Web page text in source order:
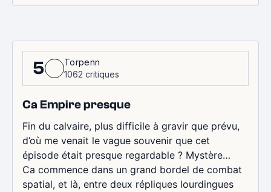
5
Torpenn
1062 critiques
Ca Empire presque
Fin du calvaire, plus difficile à gravir que prévu,
d’où me venait le vague souvenir que cet
épisode était presque regardable ? Mystère…
Ca commence dans un grand bordel de combat
spatial, et là, entre deux répliques lourdingues